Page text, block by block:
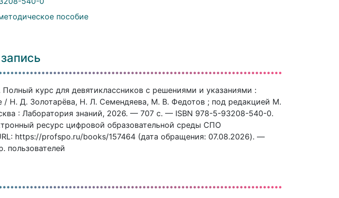
пособие
курс для девятиклассников с решениями и указаниями :
/ Н. Д. Золотарёва, Н. Л. Семендяева, М. В. Федотов ; под редакцией М.
: Лаборатория знаний, 2026. — 707 c. — ISBN 978-5-93208-540-0.
ресурс цифровой образовательной среды СПО
https://profspo.ru/books/157464 (дата обращения: 07.08.2026). —
пользователей